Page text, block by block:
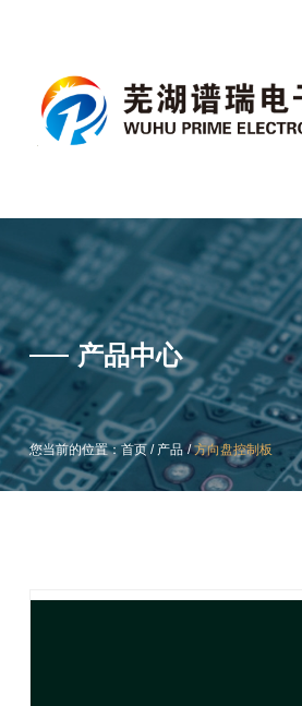
产品中心
您当前的位置：首页/ 产品 /方向盘控制板
产品中心
您当前的位置：首页/ 产品 /方向盘控制板